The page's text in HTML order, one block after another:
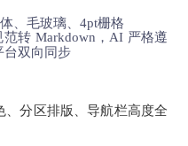
、毛玻璃、4pt栅格
双向同步
分区排版、导航栏高度全